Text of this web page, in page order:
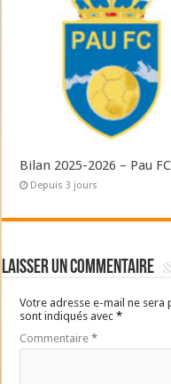
Bilan 2025-2026 – Pau FC
Depuis 3 jours
Laisser un commentaire
Votre adresse e-mail ne sera
sont indiqués avec*
Commentaire*